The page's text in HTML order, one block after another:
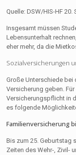
Quelle: DSW/HIS-HF 20.
Insgesamt müssen
Lebensunterhalt
eher mehr, da die
Sozialversicherungen
Große Unterschiede bei
Versicherung geben.
Versicherungspflicht in
es folgende
Familienversicherung
Bis zum 25. Geburtstag
Zeiten des Wehr-, Zivil-